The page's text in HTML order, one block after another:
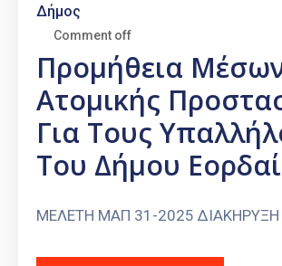
Δήμος
Comment off
Προμήθεια
Ατομικής
Για Τους
Του Δήμου
ΜΕΛΕΤΗ ΜΑΠ 31-2025 ΔΙΑΚΗΡΥΞΗ